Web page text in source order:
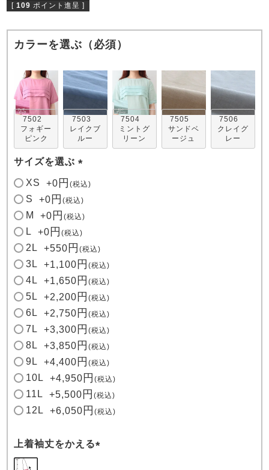
単品
売れ筋ランキング
- Item Ranking -
新着商品
- New Arrival -
すべてのデザインのパジャマ一覧はこちら
[ 109 ポイント進呈 ]
カラーを選ぶ（必須）
7502
フォギー
ピンク
7503
レイクブ
ルー
7504
ミントグ
リーン
7505
サンドベ
ージュ
7506
クレイグ
レー
サイズを選ぶ
(
)
XS +0 税込
S +0 税込
M +0 税込
L +0 税込
2L +550 税込
3L +1,100 税込
4L +1,650 税込
5L +2,200 税込
6L +2,750 税込
7L +3,300 税込
8L +3,850 税込
9L +4,400 税込
10L +4,950 税込
11L +5,500 税込
12L +6,050 税込
上着袖丈をかえる